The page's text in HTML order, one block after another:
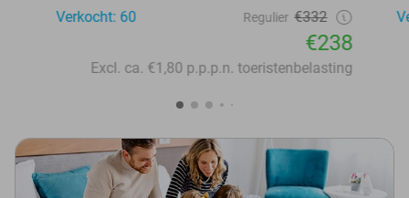
Verkocht: 60
Regulier €332
€238
Excl. ca. €1,80 p.p.p.n. toeristenbelasting